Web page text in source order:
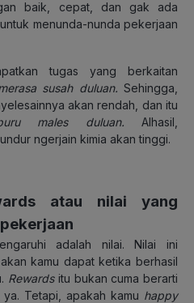
baik, cepat, dan gak ada
menunda-nunda pekerjaan
tugas yang berkaitan
susah duluan. Sehingga,
akan rendah, dan itu
males duluan. Alhasil,
ngerjain kimia akan tinggi.
atau nilai yang
adalah nilai. Nilai ini
kamu dapat ketika berhasil
Rewardsitu bukan cuma berarti
Tetapi, apakah kamu happy